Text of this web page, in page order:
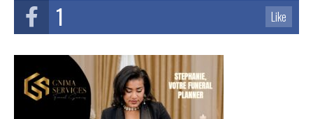
1 Like